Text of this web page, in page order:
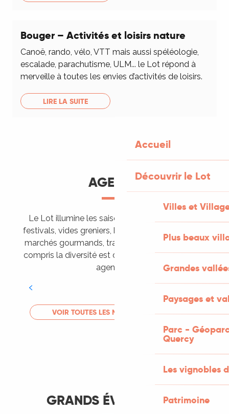
Accueil
Découvrir le Lot
Villes et
Plus beaux
Grandes
Paysages et
Parc -
Quercy
Les vignobles
Patrimoine
Bouger – Activités et loisirs nature
Canoë, rando, vélo, VTT mais aussi spéléologie,
escalade, parachutisme, ULM... le Lot répond à
merveille à toutes les envies d’activités de loisirs.
LIRE LA SUITE
AGENDA
Le Lot illumine les saisons de ses animations :
festivals, vides greniers, brocantes, fêtes votives,
marchés gourmands, trails sportifs… Vous l’aurez
compris la diversité est de mise, alors tous à vos
agendas !
LIRE LA SUITE
VOIR TOUTES LES MANIFESTATIONS
GRANDS ÉVÈNEMENTS